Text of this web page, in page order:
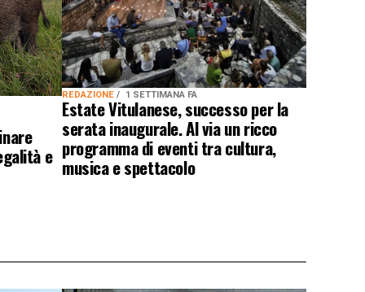
e
REDAZIONE 1 SETTIMANA FA
Estate Vitulanese, successo per la
serata inaugurale. Al via un ricco
programma di eventi tra cultura,
musica e spettacolo